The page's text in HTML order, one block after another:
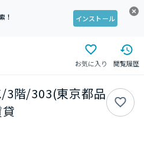
！
インストール
お気に入り 閲覧履歴
3階/303(東京都品